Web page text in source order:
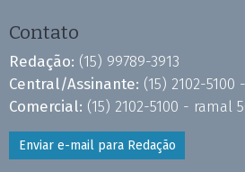
Contato
Redação: (15) 99789-3913
Central/Assinante: (15) 2102-5100
Comercial: (15) 2102-5100 - ramal
Enviar e-mail para Redação